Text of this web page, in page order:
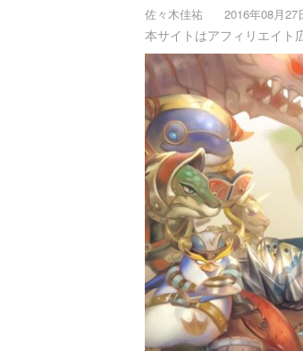
佐々木佳祐 2016年08月27
本サイトはアフィリエイト